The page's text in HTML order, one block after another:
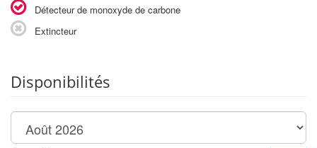
Détecteur de monoxyde de carbone
Extincteur
Disponibilités